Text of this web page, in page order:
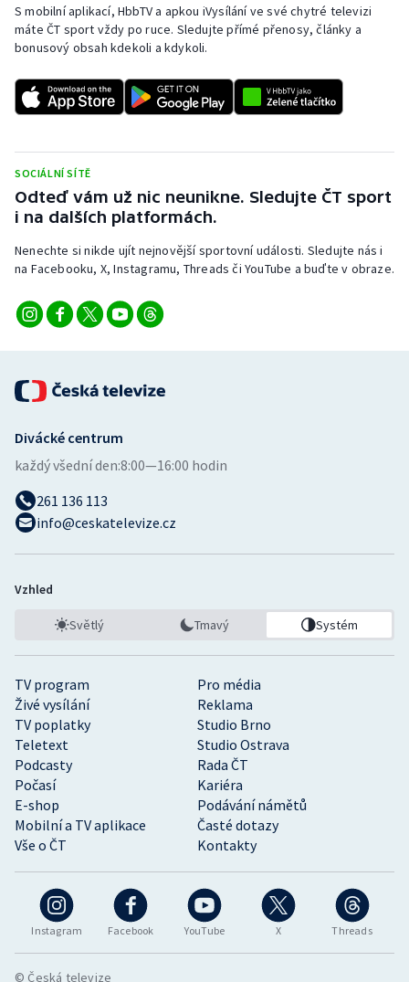
Rychlostní kanoistika
Short track
Stolní tenis
Triatlon
Veslování
Vodní slalom
Volejbal
Ostatní
S mobilní aplikací, HbbTV a apkou iVysílání ve své chytré televizi
máte ČT sport vždy po ruce. Sledujte přímé přenosy, články a
bonusový obsah kdekoli a kdykoli.
SOCIÁLNÍ SÍTĚ
Odteď vám už nic neunikne. Sledujte ČT sport
i na dalších platformách.
Nenechte si nikde ujít nejnovější sportovní události. Sledujte nás i
na Facebooku, X, Instagramu, Threads či YouTube a buďte v obraze.
Instagram Facebook YouTube X Threads
TV program
Pro média
Živé vysílání
Reklama
TV poplatky
Studio Brno
Teletext
Studio Ostrava
Podcasty
Rada ČT
Počasí
Kariéra
E-shop
Podávání námětů
Mobilní a TV aplikace
Časté dotazy
Vše o ČT
Kontakty
Divácké centrum
každý všední den:8:00—16:00 hodin
261 136 113
info@ceskatelevize.cz
Vzhled
Světlý Tmavý Systém
© Česká televize